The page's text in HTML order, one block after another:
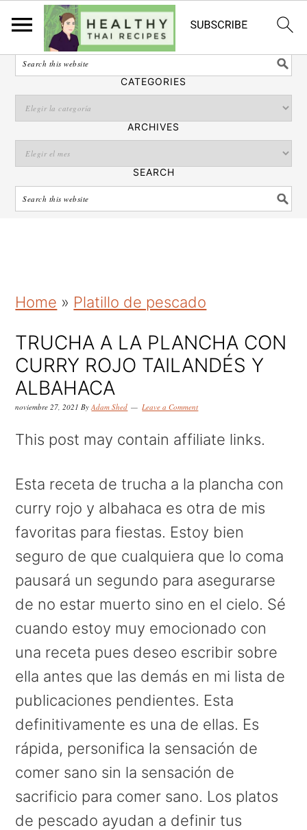
Español
SEARCH
CATEGORIES
ARCHIVES
SEARCH
k
i
p
t
o
i
m
a
r
y
n
a
v
i
g
a
t
i
o
n
k
i
p
t
o
i
n
c
o
n
t
e
n
t
k
i
p
t
o
i
m
a
r
y
s
i
d
e
b
a
r
Home » Platillo de pescado
TRUCHA A LA PLANCHA CON
CURRY ROJO TAILANDÉS Y
ALBAHACA
noviembre 27, 2021 ByAdam Shed Leave a Comment
This post may contain affiliate links.
Esta receta de trucha a la plancha con
curry rojo y albahaca es otra de mis
favoritas para fiestas. Estoy bien
seguro de que cualquiera que lo coma
pausará un segundo para asegurarse
de no estar muerto sino en el cielo. Sé
cuando estoy muy emocionado con
una receta pues deseo escribir sobre
ella antes que las demás en mi lista de
publicaciones pendientes. Esta
definitivamente es una de ellas. Es
rápida, personifica la sensación de
comer sano sin la sensación de
sacrificio para comer sano. Los platos
de pescado ayudan a definir tus